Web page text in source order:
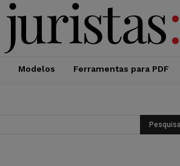
Modelos Ferramentas para PDF